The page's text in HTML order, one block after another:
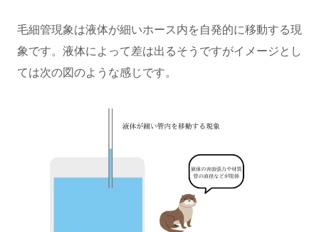
毛細管現象は液体が細いホース内を自発的に移動する現
象です。液体によって差は出るそうですがイメージとし
ては次の図のような感じです。